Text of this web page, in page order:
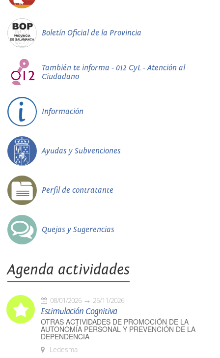
Boletín Oficial de la Provincia
También te informa - 012 CyL - Atención al
Ciudadano
Información
Ayudas y Subvenciones
Perfil de contratante
Quejas y Sugerencias
Agenda actividades
08/01/2026 26/11/2026
Estimulación Cognitiva
OTRAS ACTIVIDADES DE PROMOCIÓN DE LA
AUTONOMÍA PERSONAL Y PREVENCIÓN DE LA
DEPENDENCIA
Ledesma